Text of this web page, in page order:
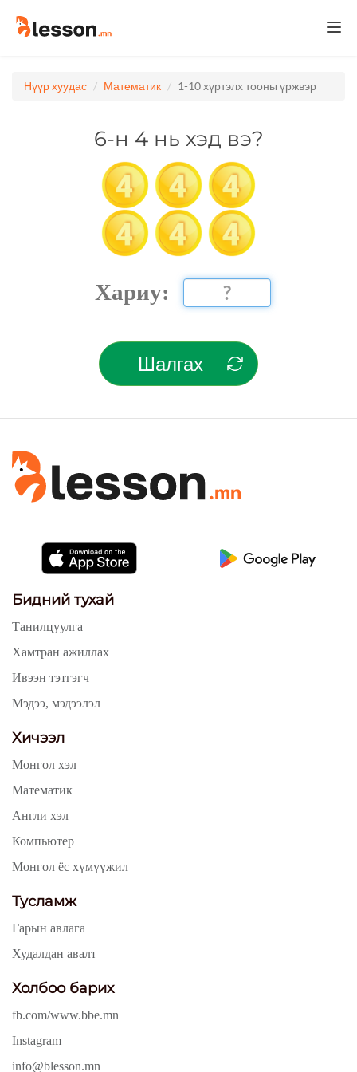
Нүүр хуудас Математик 1-10 хүртэлх тооны үржвэр
6-н 4 нь хэд вэ?
Хариу:
Шалгах
Бидний тухай
Танилцуулга
Хамтран ажиллах
Ивээн тэтгэгч
Мэдээ, мэдээлэл
Хичээл
Монгол хэл
Математик
Англи хэл
Компьютер
Монгол ёс хүмүүжил
Тусламж
Гарын авлага
Худалдан авалт
Холбоо барих
fb.com/www.bbe.mn
Instagram
info@blesson.mn